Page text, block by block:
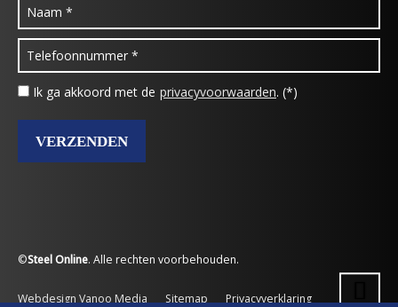
Ik ga akkoord met de privacyvoorwaarden. (*)
©Steel Online. Alle rechten voorbehouden.
Webdesign Vanoo Media Sitemap Privacyverklaring